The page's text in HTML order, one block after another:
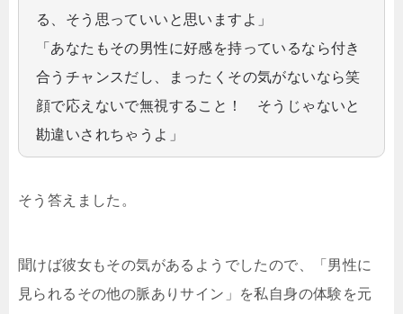
る、そう思っていいと思いますよ」
「あなたもその男性に好感を持っているなら付き
合うチャンスだし、まったくその気がないなら笑
顔で応えないで無視すること！ そうじゃないと
勘違いされちゃうよ」
そう答えました。
聞けば彼女もその気があるようでしたので、「男性に
見られるその他の脈ありサイン」を私自身の体験を元